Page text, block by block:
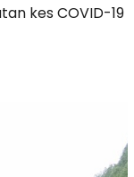
kes COVID-19